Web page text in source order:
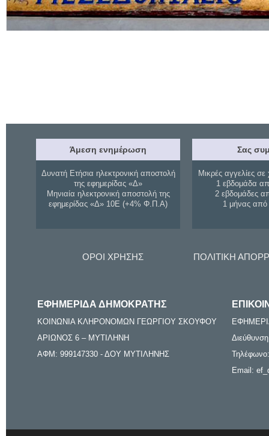
Άμεση ενημέρωση
Δυνατή Ετήσια ηλεκτρονική αποστολή
της εφημερίδας «Δ»
Μηνιαία ηλεκτρονική αποστολή της
εφημερίδας «Δ» 10Ε (+4% Φ.Π.Α)
Σας
Μικρές αγγελίες σε
1 εβδομάδα
2 εβδομάδες
1 μήνας
ΟΡΟΙ ΧΡΗΣΗΣ ΠΟΛΙΤΙΚΗ
ΕΦΗΜΕΡΙΔΑ ΔΗΜΟΚΡΑΤΗΣ
ΚΟΙΝΩΝΙΑ ΚΛΗΡΟΝΟΜΩΝ ΓΕΩΡΓΙΟΥ ΣΚΟΥΦΟΥ
ΑΡΙΩΝΟΣ 6 – ΜΥΤΙΛΗΝΗ
ΑΦΜ: 999147330 - ΔΟΥ ΜΥΤΙΛΗΝΗΣ
Email: